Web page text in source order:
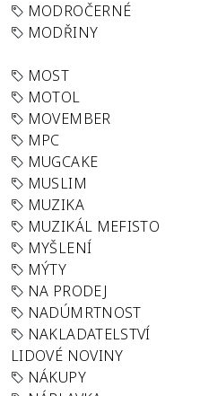
MODROČERNÉ
MODŘINY
MOST
MOTOL
MOVEMBER
MPC
MUGCAKE
MUSLIM
MUZIKA
MUZIKÁL MEFISTO
MYŠLENÍ
MÝTY
NA PRODEJ
NADÚMRTNOST
NAKLADATELSTVÍ
LIDOVÉ NOVINY
NÁKUPY